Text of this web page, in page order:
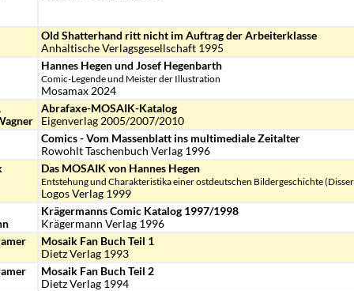
Old Shatterhand ritt nicht im Auftrag der Arbeiterklasse
Anhaltische Verlagsgesellschaft 1995
Hannes Hegen und Josef Hegenbarth
Comic-Legende und Meister der Illustration
Mosamax 2024
Abrafaxe-MOSAIK-Katalog
Eigenverlag 2005/2007/2010
Comics - Vom Massenblatt ins multimediale Zeitalter
Rowohlt Taschenbuch Verlag 1996
Das MOSAIK von Hannes Hegen
Entstehung und Charakteristika einer ostdeutschen Bildergeschichte
Logos Verlag 1999
Krägermanns Comic Katalog 1997/1998
Krägermann Verlag 1996
Mosaik Fan Buch Teil 1
Dietz Verlag 1993
Mosaik Fan Buch Teil 2
Dietz Verlag 1994